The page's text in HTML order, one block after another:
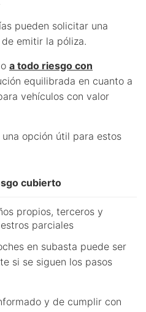
pueden solicitar una
emitir la póliza.
a todo riesgo con
equilibrada en cuanto a
vehículos con valor
opción útil para estos
cubierto
propios, terceros y
parciales
en subasta puede ser
si se siguen los pasos
y de cumplir con